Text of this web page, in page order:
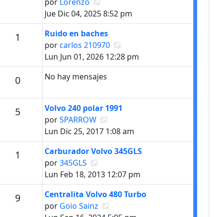
Jue Dic 04, 2025 8:52 pm
1 MensajesÚltimo mensaje
Ruido en baches
porcarlos 210970
Lun Jun 01, 2026 12:28 pm
0MensajesNo hay mensajes
5MensajesÚltimo mensaje
Volvo 240 polar 1991
porSPARROW
Lun Dic 25, 2017 1:08 am
1 MensajesÚltimo mensaje
Carburador Volvo 345GLS
por345GLS
Lun Feb 18, 2013 12:07 pm
9MensajesÚltimo mensaje
Centralita Volvo 480 Turbo
por Goio Sainz